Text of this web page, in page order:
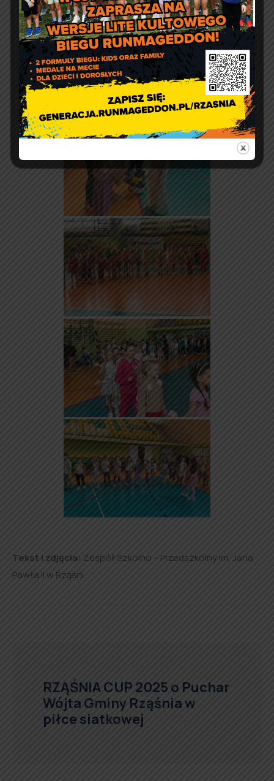
Tekst i zdjęcia: Zespół Szkolno – Przedszkolny im. Jana
Pawła II w Rząśni.
RZĄŚNIA CUP 2025 o Puchar
Wójta Gminy Rząśnia w
piłce siatkowej